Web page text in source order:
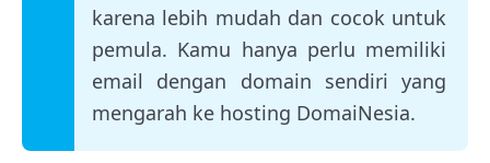
karena lebih mudah dan cocok untuk
pemula. Kamu hanya perlu memiliki
email dengan domain sendiri yang
mengarah ke hosting DomaiNesia.